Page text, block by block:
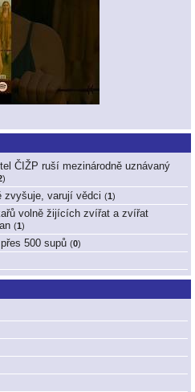
ČIŽP ruší mezinárodně uznávaný
)
zvyšuje, varují vědci (1)
volně žijících zvířat a zvířat
(1)
500 supů (0)